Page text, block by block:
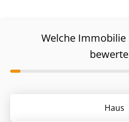
Welche Immobilie
Haus